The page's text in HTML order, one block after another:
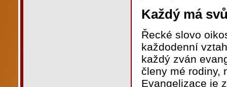
Každý má
Řecké slovo
každodenní
každý zván
členy mé rodiny,
Evangelizace je